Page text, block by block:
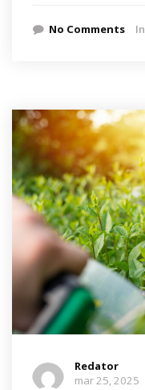
No Comments In
Redator
mar 25, 2025